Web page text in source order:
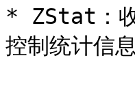
* ZStat：收
控制统计信